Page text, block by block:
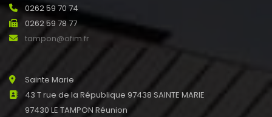
0262 59 70 74
0262 59 78 77
tampon@ofim.fr
Sainte Marie
43 T rue de la République 97438 SAINTE MARIE
97430 LE TAMPON Réunion